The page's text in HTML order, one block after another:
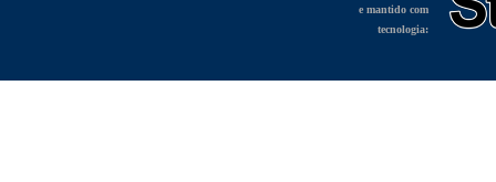
e mantido com
tecnologia: